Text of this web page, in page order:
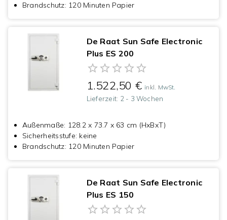
Brandschutz: 120 Minuten Papier
De Raat Sun Safe Electronic
Plus ES 200
1.522,50 € inkl. MwSt.
Lieferzeit: 2 - 3 Wochen
Außenmaße: 128.2 x 73.7 x 63 cm (HxBxT)
Sicherheitsstufe: keine
Brandschutz: 120 Minuten Papier
De Raat Sun Safe Electronic
Plus ES 150